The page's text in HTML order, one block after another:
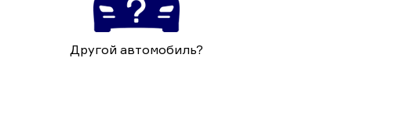
Другой автомобиль?